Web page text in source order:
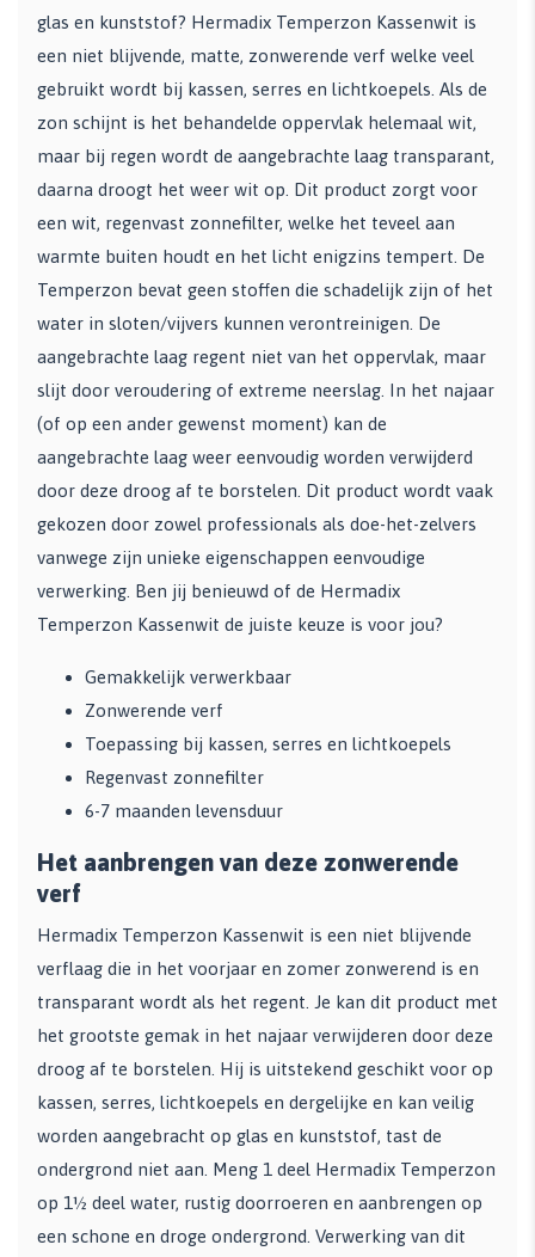
glas en kunststof? Hermadix Temperzon Kassenwit is
een niet blijvende, matte, zonwerende verf welke veel
gebruikt wordt bij kassen, serres en lichtkoepels. Als de
zon schijnt is het behandelde oppervlak helemaal wit,
maar bij regen wordt de aangebrachte laag transparant,
daarna droogt het weer wit op. Dit product zorgt voor
een wit, regenvast zonnefilter, welke het teveel aan
warmte buiten houdt en het licht enigzins tempert. De
Temperzon bevat geen stoffen die schadelijk zijn of het
water in sloten/vijvers kunnen verontreinigen. De
aangebrachte laag regent niet van het oppervlak, maar
slijt door veroudering of extreme neerslag. In het najaar
(of op een ander gewenst moment) kan de
aangebrachte laag weer eenvoudig worden verwijderd
door deze droog af te borstelen. Dit product wordt vaak
gekozen door zowel professionals als doe-het-zelvers
vanwege zijn unieke eigenschappen eenvoudige
verwerking. Ben jij benieuwd of de Hermadix
Temperzon Kassenwit de juiste keuze is voor jou?
Gemakkelijk verwerkbaar
Zonwerende verf
Toepassing bij kassen, serres en lichtkoepels
Regenvast zonnefilter
6-7 maanden levensduur
Het aanbrengen van deze zonwerende
verf
Hermadix Temperzon Kassenwit is een niet blijvende
verflaag die in het voorjaar en zomer zonwerend is en
transparant wordt als het regent. Je kan dit product met
het grootste gemak in het najaar verwijderen door deze
droog af te borstelen. Hij is uitstekend geschikt voor op
kassen, serres, lichtkoepels en dergelijke en kan veilig
worden aangebracht op glas en kunststof, tast de
ondergrond niet aan. Meng 1 deel Hermadix Temperzon
op 1½ deel water, rustig doorroeren en aanbrengen op
een schone en droge ondergrond. Verwerking van dit